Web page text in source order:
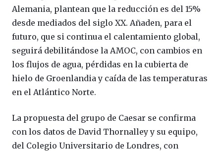
Alemania, plantean que la reducción es del 15%
desde mediados del siglo XX. Añaden, para el
futuro, que si continua el calentamiento global,
seguirá debilitándose la AMOC, con cambios en
los flujos de agua, pérdidas en la cubierta de
hielo de Groenlandia y caída de las temperaturas
en el Atlántico Norte.
La propuesta del grupo de Caesar se confirma
con los datos de David Thornalley y su equipo,
del Colegio Universitario de Londres, con